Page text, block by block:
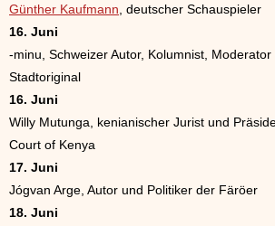
Günther Kaufmann , deutscher Schauspieler
16. Juni
-minu, Schweizer Autor, Kolumnist,
Stadtoriginal
16. Juni
Willy Mutunga, kenianischer Jurist und
Court of Kenya
17. Juni
Jógvan Arge, Autor und Politiker der Färöer
18. Juni